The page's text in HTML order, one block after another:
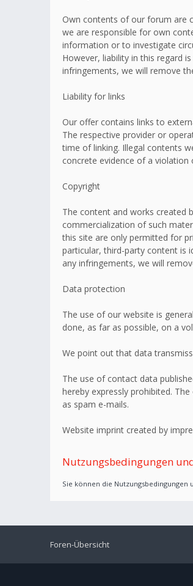
Own contents of our forum are
we are responsible for own
information or to investigate
However, liability in this regard
infringements, we will remove
Liability for links
Our offer contains links to
The respective provider or
time of linking. Illegal contents
concrete evidence of a
Copyright
The content and works created
commercialization of such
this site are only permitted for
particular, third-party content is
any infringements, we will
Data protection
The use of our website is
done, as far as possible, on a
We point out that data
The use of contact data
hereby expressly prohibited.
as spam e-mails.
Website imprint created by
Nutzungsbedingungen
Sie können die
Foren-Übersicht